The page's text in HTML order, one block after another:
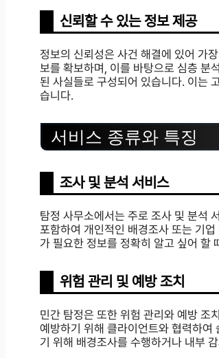
신뢰할 수 있는 정보 제공
정보의 신뢰성은 사건 해결에 있어 가
보를 확보하며, 이를 바탕으로 심층 분
된 사실들로 구성되어 있습니다. 이는
습니다.
서비스 종류와 특징
조사 및 분석 서비스
탐정 사무소에서는 주로 조사 및 분석
포함하여 개인적인 배경조사 또는 기
가 필요한 정보를 정확히 알고 싶어 할
위험 관리 및 예방 조치
민간 탐정은 또한 위험 관리와 예방 조
예방하기 위해 클라이언트와 협력하
기 위해 배경조사를 수행하거나 내부